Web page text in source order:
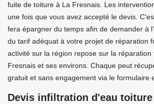
fuite de toiture à La Fresnais. Les
une fois que vous avez accepté le devis.
fera épargner du temps afin de demander à
du tarif adéquat à votre projet de réparation
activité sur la région repose sur la réparation
Fresnais et ses environs. Chaque peut
gratuit et sans engagement via le formulaire
Devis infiltration d'eau toiture